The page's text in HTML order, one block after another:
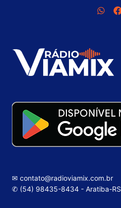
✉ contato@radioviamix.com.br
✆ (54) 98435-8434 - Aratiba-RS